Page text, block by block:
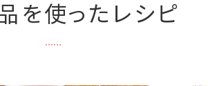
を使ったレシピ